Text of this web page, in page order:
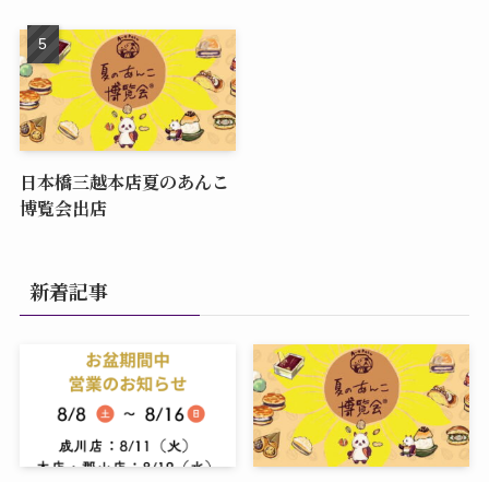
日本橋三越本店夏のあんこ
博覧会出店
新着記事